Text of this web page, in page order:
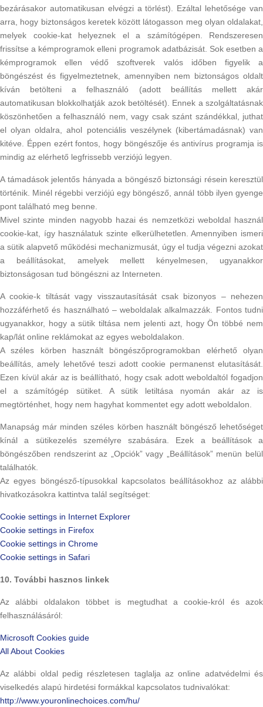
bezárásakor automatikusan elvégzi a törlést). Ezáltal lehetősége van
arra, hogy biztonságos keretek között látogasson meg olyan oldalakat,
melyek cookie-kat helyeznek el a számítógépen. Rendszeresen
frissítse a kémprogramok elleni programok adatbázisát. Sok esetben a
kémprogramok ellen védő szoftverek valós időben figyelik a
böngészést és figyelmeztetnek, amennyiben nem biztonságos oldalt
kíván betölteni a felhasználó (adott beállítás mellett akár
automatikusan blokkolhatják azok betöltését). Ennek a szolgáltatásnak
köszönhetően a felhasználó nem, vagy csak szánt szándékkal, juthat
el olyan oldalra, ahol potenciális veszélynek (kibertámadásnak) van
kitéve. Éppen ezért fontos, hogy böngészője és antivírus programja is
mindig az elérhető legfrissebb verziójú legyen.
A támadások jelentős hányada a böngésző biztonsági résein keresztül
történik. Minél régebbi verziójú egy böngésző, annál több ilyen gyenge
pont található meg benne.
Mivel szinte minden nagyobb hazai és nemzetközi weboldal használ
cookie-kat, így használatuk szinte elkerülhetetlen. Amennyiben ismeri
a sütik alapvető működési mechanizmusát, úgy el tudja végezni azokat
a beállításokat, amelyek mellett kényelmesen, ugyanakkor
biztonságosan tud böngészni az Interneten.
A cookie-k tiltását vagy visszautasítását csak bizonyos – nehezen
hozzáférhető és használható – weboldalak alkalmazzák. Fontos tudni
ugyanakkor, hogy a sütik tiltása nem jelenti azt, hogy Ön többé nem
kap/lát online reklámokat az egyes weboldalakon.
A széles körben használt böngészőprogramokban elérhető olyan
beállítás, amely lehetővé teszi adott cookie permanenst elutasítását.
Ezen kívül akár az is beállítható, hogy csak adott weboldaltól fogadjon
el a számítógép sütiket. A sütik letiltása nyomán akár az is
megtörténhet, hogy nem hagyhat kommentet egy adott weboldalon.
Manapság már minden széles körben használt böngésző lehetőséget
kínál a sütikezelés személyre szabására. Ezek a beállítások a
böngészőben rendszerint az „Opciók” vagy „Beállítások” menün belül
találhatók.
Az egyes böngésző-típusokkal kapcsolatos beállításokhoz az alábbi
hivatkozásokra kattintva talál segítséget:
Cookie settings in Internet Explorer
Cookie settings in Firefox
Cookie settings in Chrome
Cookie settings in Safari
10. További hasznos linkek
Az alábbi oldalakon többet is megtudhat a cookie-król és azok
felhasználásáról:
Microsoft Cookies guide
All About Cookies
Az alábbi oldal pedig részletesen taglalja az online adatvédelmi és
viselkedés alapú hirdetési formákkal kapcsolatos tudnivalókat:
http://www.youronlinechoices.com/hu/